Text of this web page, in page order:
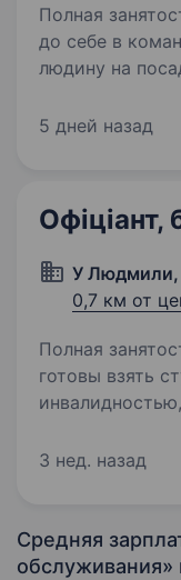
Полная занятость. Привіт!
до себе в
людину на
колективі,
5 дней назад
Офіціант,
У Людмили,
0,7 км от
Полная
готовы взять
инвалидностью,
відчуває
та радість від
3 нед. назад
Средняя
обслуживания»